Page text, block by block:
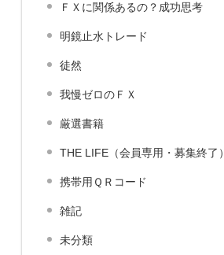
ＦＸに関係あるの？成功思考
明鏡止水トレード
徒然
我慢ゼロのＦＸ
厳選書籍
THE LIFE（会員専用・募集終了）
携帯用ＱＲコード
雑記
未分類